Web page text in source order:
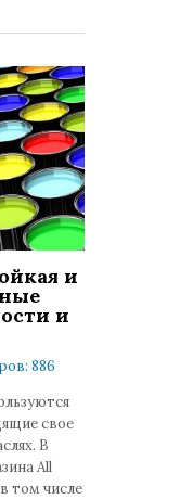
и
и
886
свое
В
All
том числе